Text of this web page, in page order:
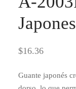
$16.36
Guante japonés